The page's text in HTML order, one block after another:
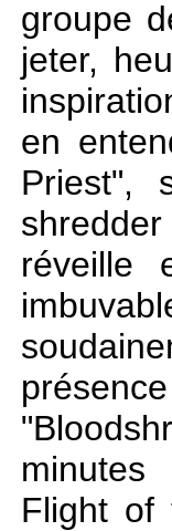
groupe
jeter,
en
Priest",
réveille
minutes
Flight of